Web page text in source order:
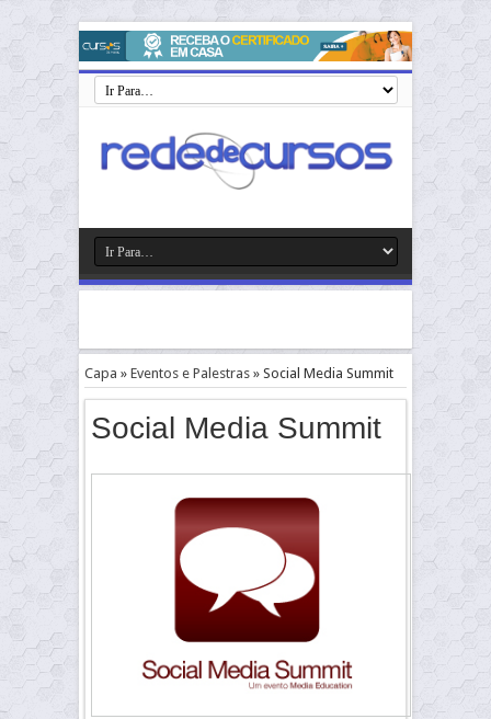
Capa » Eventos e Palestras » Social Media Summit
Social Media Summit